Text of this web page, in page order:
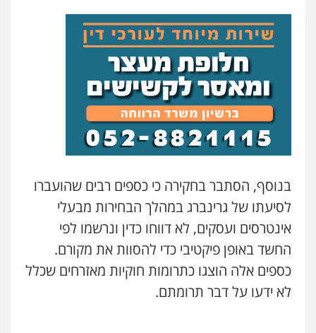
עו"ד שילה ענבר
פלילי כלכלי מיסים הלבנת הון
דין
0506216097
עו"ד אריה פטר
לשעבר סגן מנהל המחלקה הפלילית
בפרקליטות המדינה
0506217994
עו"ד יאיר בן סימון
פלילי תעבורה אזרחי נזיקין ביטוח
0505719060
פלילי כלכלי מיסים
בנוסף, הסתבר בחקירה כי כספים רבים שהועברו
לסיעתו של גרינברג במהלך הבחירות מבעלי
אינטרסים ועסקים, לא דווחו כדין ונרשמו לפי
החשד באופן פיקטיבי כדי להסוות את מקורם.
כספים אלה הוצגו כתרומות חוקיות מאזרחים שכלל
לא ידעו על דבר תרומתם.